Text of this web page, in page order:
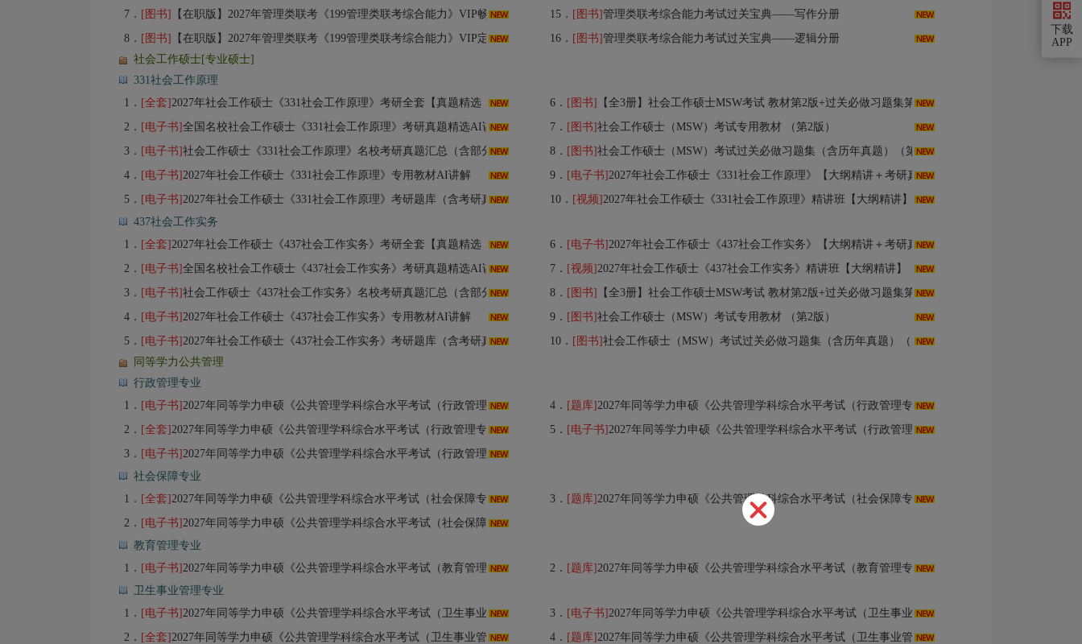
7． [图书] 【在职版】2027年管理类联考《199管理类联考综合能力》VIP畅学班 15． [图书]管理类联考综合能力考试过关宝典——写作分册
8． [图书] 【在职版】2027年管理类联考《199管理类联考综合能力》VIP定制班 16． [图书]管理类联考综合能力考试过关宝典——逻辑分册
社会工作硕士[专业硕士]
331社会工作原理
1． [全套]2027年社会工作硕士《331社会工作原理》考研全套【真题精选（视频讲解）＋专用教材＋题库＋视频】 6． [图书]
【全3册】社会工作硕士MSW考试 教材第2版+过关必做习题集第3版+社工实务过关中级第7版
2． [电子书]全国名校社会工作硕士《331社会工作原理》考研真题精选AI讲解（部分视频讲解） 7． [图书]社会工作硕士（MSW）考试专用教材 （第2版）
3． [电子书]社会工作硕士《331社会工作原理》名校考研真题汇总（含部分答案） 8． [图书]社会工作硕士（MSW）考试过关必做习题集（含历年真题）（第3版）
4． [电子书]2027年社会工作硕士《331社会工作原理》专用教材AI讲解 9． [电子书]2027年社会工作硕士《331社会工作原理》【大纲精讲＋考研真题解析】讲义与视频课程【32小时高清视频】AI讲解
5． [电子书]2027年社会工作硕士《331社会工作原理》考研题库（含考研真题）AI讲解 10． [视频]2027年社会工作硕士《331社会工作原理》精讲班【大纲精讲】
437社会工作实务
1． [全套]2027年社会工作硕士《437社会工作实务》考研全套【真题精选（视频讲解）＋专用教材＋题库＋视频】 6． [电子书]2027年社会工作硕士《437社会工作实务》【大纲精讲＋考研真题解析】讲义与视频课程【40小时高清视频】AI讲解
2． [电子书]全国名校社会工作硕士《437社会工作实务》考研真题精选AI讲解（部分视频讲解） 7． [视频]2027年社会工作硕士《437社会工作实务》精讲班【大纲精讲】
3． [电子书]社会工作硕士《437社会工作实务》名校考研真题汇总（含部分答案） 8． [图书]
【全3册】社会工作硕士MSW考试 教材第2版+过关必做习题集第3版+社工实务过关中级第7版
4． [电子书]2027年社会工作硕士《437社会工作实务》专用教材AI讲解 9． [图书]社会工作硕士（MSW）考试专用教材 （第2版）
5． [电子书]2027年社会工作硕士《437社会工作实务》考研题库（含考研真题）AI讲解 10． [图书]社会工作硕士（MSW）考试过关必做习题集（含历年真题）（第3版）
同等学力公共管理
行政管理专业
1． [电子书]2027年同等学力申硕《公共管理学科综合水平考试（行政管理专业）》全程班【考点精讲＋预测＋模考】 4． [题库]2027年同等学力申硕《公共管理学科综合水平考试（行政管理专业）》题库【历年真题＋章节题库】AI讲解
2． [全套]2027年同等学力申硕《公共管理学科综合水平考试（行政管理专业）》全套资料【考点手册＋历年真题＋题库＋考前冲刺】 5． [电子书]2027年同等学力申硕《公共管理学科综合水平考试（行政管理专业）》考前冲刺卷AI讲解
3． [电子书]2027年同等学力申硕《公共管理学科综合水平考试（行政管理专业）》考点手册AI讲解
社会保障专业
1． [全套]2027年同等学力申硕《公共管理学科综合水平考试（社会保障专业）》全套资料【考点手册＋历年真题＋题库】 3． [题库]2027年同等学力申硕《公共管理学科综合水平考试（社会保障专业）》题库【历年真题＋章节题库＋模拟试题】AI讲解
2． [电子书]2027年同等学力申硕《公共管理学科综合水平考试（社会保障专业）》考点手册AI讲解
教育管理专业
1． [电子书]2027年同等学力申硕《公共管理学科综合水平考试（教育管理专业）》全程班【考点精讲＋预测＋模考】 2． [题库]2027年同等学力申硕《公共管理学科综合水平考试（教育管理专业）》题库【历年真题＋章节题库＋模拟试题】AI讲解
卫生事业管理专业
1． [电子书]2027年同等学力申硕《公共管理学科综合水平考试（卫生事业管理专业）》全程班【考点精讲＋预测＋模考】 3． [电子书]2027年同等学力申硕《公共管理学科综合水平考试（卫生事业管理专业）》考点手册AI讲解
2． [全套]2027年同等学力申硕《公共管理学科综合水平考试（卫生事业管理专业）》全套资料【考点手册＋历年真题＋题库】 4． [题库]2027年同等学力申硕《公共管理学科综合水平考试（卫生事业管理专业）》题库【历年真题＋章节题库＋模拟试题】AI讲解
下载
APP